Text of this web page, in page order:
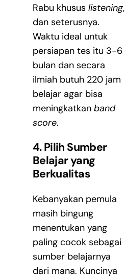
Rabu khusus listening,
dan seterusnya.
Waktu ideal untuk
persiapan tes itu 3-6
bulan dan secara
ilmiah butuh 220 jam
belajar agar bisa
meningkatkan band
score.
4. Pilih Sumber
Belajar yang
Berkualitas
Kebanyakan pemula
masih bingung
menentukan yang
paling cocok sebagai
sumber belajarnya
dari mana. Kuncinya